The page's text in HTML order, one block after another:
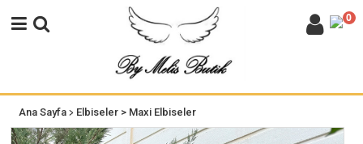
0
Ana Sayfa> Elbiseler > Maxi Elbiseler